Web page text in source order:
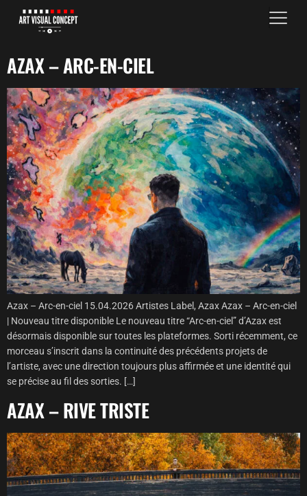
AZAX – ARC-EN-CIEL
Azax – Arc-en-ciel 15.04.2026 Artistes Label, Azax Azax – Arc-en-ciel
| Nouveau titre disponible Le nouveau titre “Arc-en-ciel” d’Azax est
désormais disponible sur toutes les plateformes. Sorti récemment, ce
morceau s’inscrit dans la continuité des précédents projets de
l’artiste, avec une direction toujours plus affirmée et une identité qui
se précise au fil des sorties. […]
AZAX – RIVE TRISTE